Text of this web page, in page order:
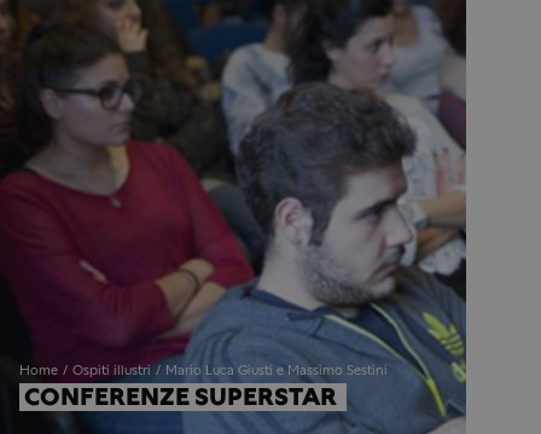
Home Ospiti illustri Mario Luca Giusti e Massimo Sestini
CONFERENZE SUPERSTAR